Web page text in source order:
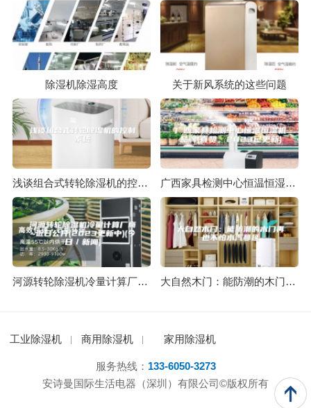
除湿机除湿高度 关于新风系统的这些问题
浅谈组合式转轮除湿机的控制系统 广西家具检测中心恒温恒湿机品牌(真赞，2023已更新)
河源转轮除湿机冷量计算厂商~近日公开(2023更新中)(今日／新闻) 大自然木门：能防潮的木门再也不怕水汽蔓延
工业除湿机 商用除湿机 家用除湿机
服务热线： 133-6050-3273
安诗曼国际生活电器（深圳）有限公司©版权所有